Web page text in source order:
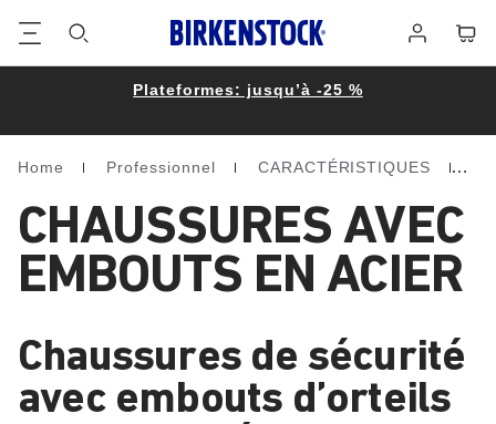
connecter
Plateformes: jusqu’à -25 %
Homepage
Home Professionnel CARACTÉRISTIQUES
CHAUSSURES AVEC
EMBOUTS EN ACIER
Chaussures de sécurité
avec embouts d’orteils